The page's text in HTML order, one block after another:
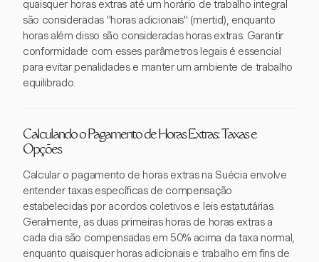
quaisquer horas extras até um horário de trabalho integral
são consideradas "horas adicionais" (mertid), enquanto
horas além disso são consideradas horas extras. Garantir
conformidade com esses parâmetros legais é essencial
para evitar penalidades e manter um ambiente de trabalho
equilibrado.
Calculando o Pagamento de Horas Extras: Taxas e
Opções
Calcular o pagamento de horas extras na Suécia envolve
entender taxas específicas de compensação
estabelecidas por acordos coletivos e leis estatutárias.
Geralmente, as duas primeiras horas de horas extras a
cada dia são compensadas em 50% acima da taxa normal,
enquanto quaisquer horas adicionais e trabalho em fins de